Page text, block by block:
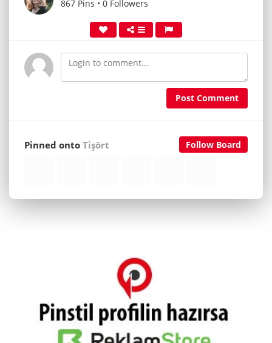
867 Pins • 0 Followers
Post Comment
Follow Board
Pinned ontoTişört